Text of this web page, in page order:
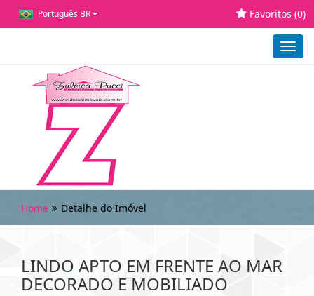
Português BR Favoritos (0)
Home Detalhe do Imóvel
LINDO APTO EM FRENTE AO MAR
DECORADO E MOBILIADO